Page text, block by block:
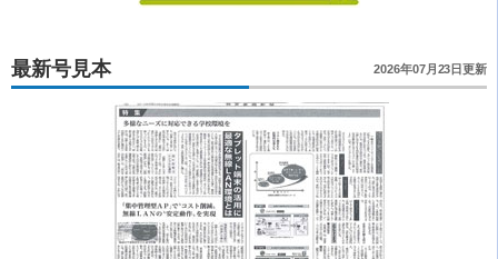
最新号見本 2026年07月23日更新